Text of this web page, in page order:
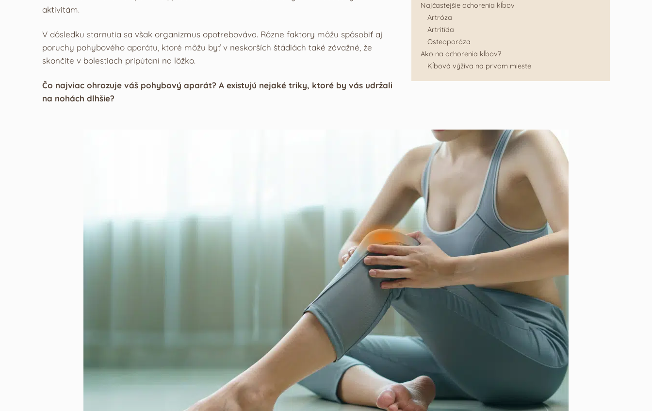
Najčastejšie ochorenia kĺbov
Artróza
Artritída
Osteoporóza
Ako na ochorenia kĺbov?
Kĺbová výživa na prvom mieste
aktivitám.
V dôsledku starnutia sa však organizmus opotrebováva. Rôzne faktory môžu spôsobiť aj
poruchy pohybového aparátu, ktoré môžu byť v neskorších štádiách také závažné, že
skončíte v bolestiach pripútaní na lôžko.
Čo najviac ohrozuje váš pohybový aparát? A existujú nejaké triky, ktoré by vás udržali
na nohách dlhšie?